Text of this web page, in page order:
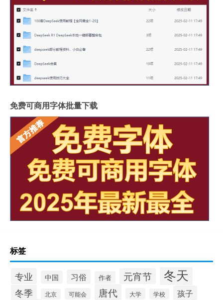
免费可商用字体批量下载
标签
专业 中国 习俗 作者 元宵节 冬天
冬季 北京 可能会 唐代 大学 学校 孩子